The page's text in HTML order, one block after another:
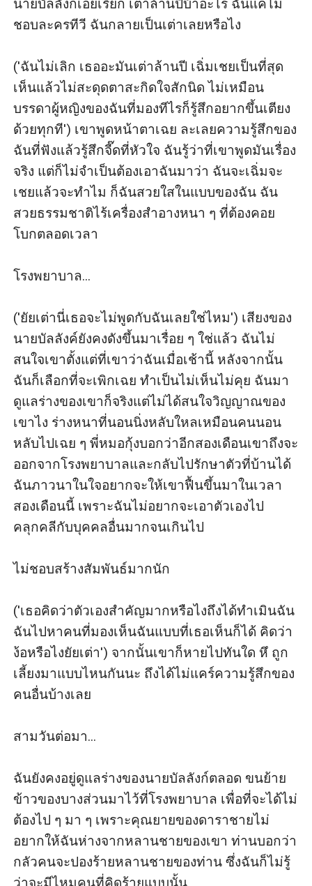
นายบัลลังก์เอ่ยเรียก เต่าล้านปีบ้าอะไร ฉันแค่ไม่
ชอบละครทีวี ฉันกลายเป็นเต่าเลยหรือไง
('ฉันไม่เลิก เธออะมันเต่าล้านปี เฉิ่มเชยเป็นที่สุด
เห็นแล้วไม่สะดุดตาสะกิดใจสักนิด ไม่เหมือน
บรรดาผู้หญิงของฉันที่มองทีไรก็รู้สึกอยากขึ้นเตียง
ด้วยทุกที') เขาพูดหน้าตาเฉย ละเลยความรู้สึกของ
ฉันที่ฟังแล้วรู้สึกจี๊ดที่หัวใจ ฉันรู้ว่าที่เขาพูดมันเรื่อง
จริง แต่ก็ไม่จำเป็นต้องเอาฉันมาว่า ฉันจะเฉิ่มจะ
เชยแล้วจะทำไม ก็ฉันสวยใสในแบบของฉัน ฉัน
สวยธรรมชาติไร้เครื่องสำอางหนา ๆ ที่ต้องคอย
โบกตลอดเวลา
โรงพยาบาล...
('ยัยเต่านี่เธอจะไม่พูดกับฉันเลยใช่ไหม') เสียงของ
นายบัลลังค์ยังคงดังขึ้นมาเรื่อย ๆ ใช่แล้ว ฉันไม่
สนใจเขาตั้งแต่ที่เขาว่าฉันเมื่อเช้านี้ หลังจากนั้น
ฉันก็เลือกที่จะเพิกเฉย ทำเป็นไม่เห็นไม่คุย ฉันมา
ดูแลร่างของเขาก็จริงแต่ไม่ได้สนใจวิญญาณของ
เขาไง ร่างหนาที่นอนนิ่งหลับใหลเหมือนคนนอน
หลับไปเฉย ๆ พี่หมอกุ้งบอกว่าอีกสองเดือนเขาถึงจะ
ออกจากโรงพยาบาลและกลับไปรักษาตัวที่บ้านได้
ฉันภาวนาในใจอยากจะให้เขาฟื้นขึ้นมาในเวลา
สองเดือนนี้ เพราะฉันไม่อยากจะเอาตัวเองไป
คลุกคลีกับบุคคลอื่นมากจนเกินไป
ไม่ชอบสร้างสัมพันธ์มากนัก
('เธอคิดว่าตัวเองสำคัญมากหรือไงถึงได้ทำเมินฉัน
ฉันไปหาคนที่มองเห็นฉันแบบที่เธอเห็นก็ได้ คิดว่า
ง้อหรือไงยัยเต่า') จากนั้นเขาก็หายไปทันใด หึ ถูก
เลี้ยงมาแบบไหนกันนะ ถึงได้ไม่แคร์ความรู้สึกของ
คนอื่นบ้างเลย
สามวันต่อมา...
ฉันยังคงอยู่ดูแลร่างของนายบัลลังก์ตลอด ขนย้าย
ข้าวของบางส่วนมาไว้ที่โรงพยาบาล เพื่อที่จะได้ไม่
ต้องไป ๆ มา ๆ เพราะคุณยายของดาราชายไม่
อยากให้ฉันห่างจากหลานชายของเขา ท่านบอกว่า
กลัวคนจะปองร้ายหลานชายของท่าน ซึ่งฉันก็ไม่รู้
ว่าจะมีไหมคนที่คิดร้ายแบบนั้น